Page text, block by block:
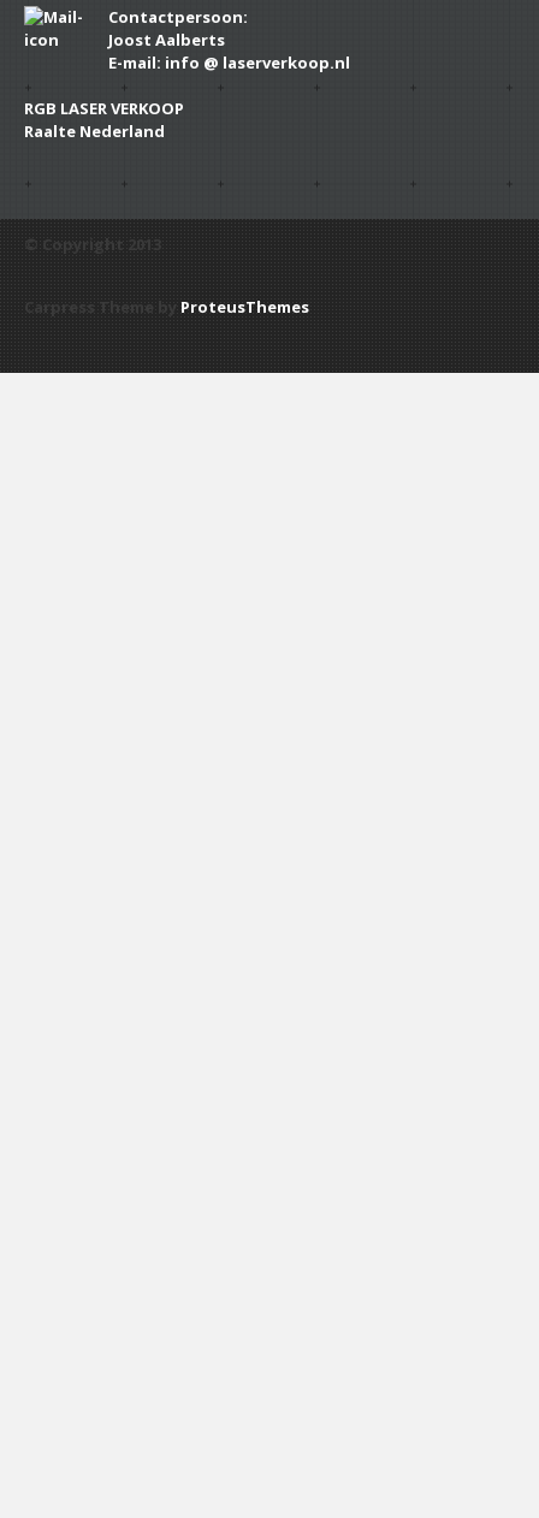
Contactpersoon:
Joost Aalberts
E-mail: info @ laserverkoop.nl
RGB LASER VERKOOP
Raalte Nederland
ProteusThemes